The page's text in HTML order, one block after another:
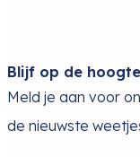
Blijf op de
Meld je aan voor
de nieuwste